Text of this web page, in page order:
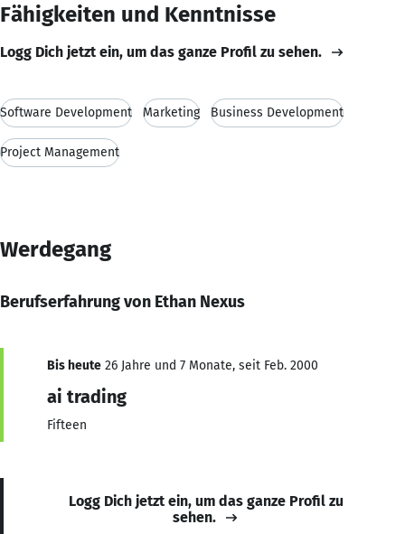
Fähigkeiten und Kenntnisse
Logg Dich jetzt ein, um das ganze Profil zu sehen.
Software Development Marketing Business Development
Project Management
Werdegang
Berufserfahrung von Ethan Nexus
Bis heute 26 Jahre und 7 Monate, seit Feb. 2000
ai trading
Fifteen
Logg Dich jetzt ein, um das ganze Profil zu
sehen.